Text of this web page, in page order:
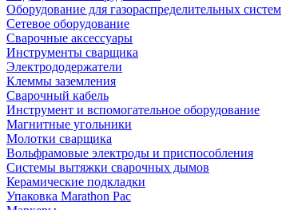
Оборудование для газораспределительных систем
Сетевое оборудование
Сварочные аксессуары
Инструменты сварщика
Электрододержатели
Клеммы заземления
Сварочный кабель
Инструмент и вспомогательное оборудование
Магнитные угольники
Молотки сварщика
Вольфрамовые электроды и приспособления
Системы вытяжки сварочных дымов
Керамические подкладки
Упаковка Marathon Pac